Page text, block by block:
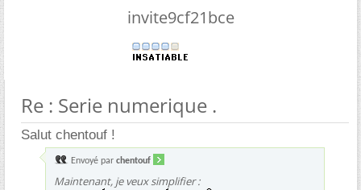
invite9cf21bce
Re : Serie numerique .
Salut chentouf !
Envoyé par chentouf
Maintenant, je veux simplifier :